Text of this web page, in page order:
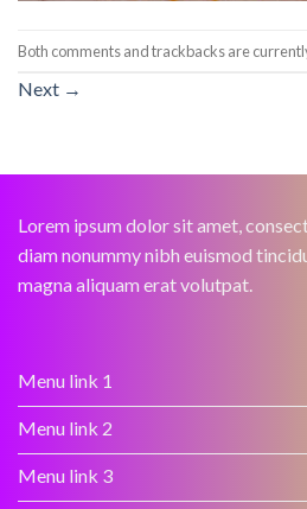
Both comments and trackbacks are
Next →
Lorem ipsum dolor sit amet,
diam nonummy nibh euismod
magna aliquam erat volutpat.
Menu link 1
Menu link 2
Menu link 3